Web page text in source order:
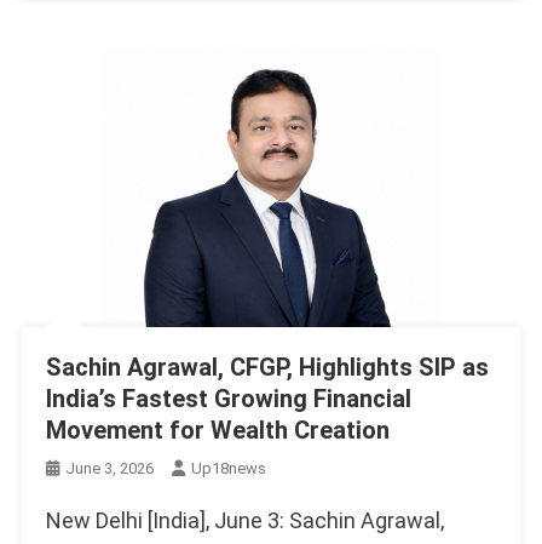
Sachin Agrawal, CFGP, Highlights SIP as
India’s Fastest Growing Financial
Movement for Wealth Creation
June 3, 2026 Up18news
New Delhi [India], June 3: Sachin Agrawal,